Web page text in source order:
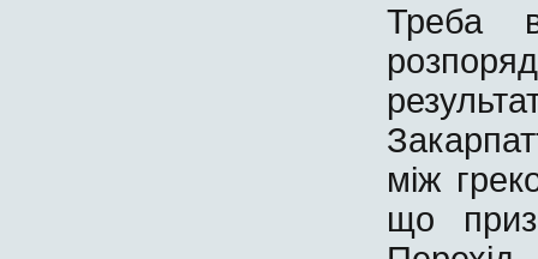
Треба
між
що